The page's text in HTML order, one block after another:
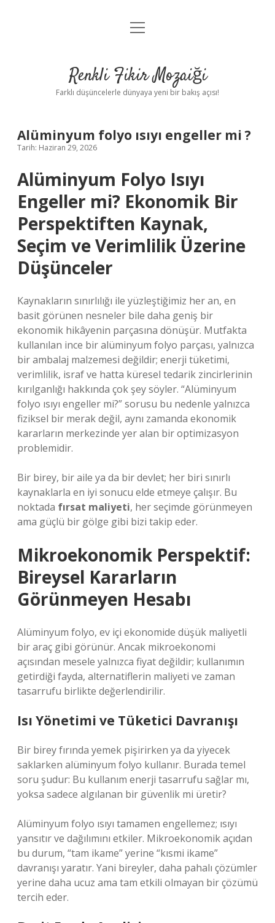
Anasayfa
Yasal Uyarı
Hakkımızda
menüyü
Renkli Fikir Mozaiği
Farklı düşüncelerle dünyaya yeni bir bakış açısı!
Alüminyum folyo ısıyı engeller mi ?
Tarih: Haziran 29, 2026
Alüminyum Folyo Isıyı
Engeller mi? Ekonomik Bir
Perspektiften Kaynak,
Seçim ve Verimlilik Üzerine
Düşünceler
Kaynakların sınırlılığı ile yüzleştiğimiz her an, en
basit görünen nesneler bile daha geniş bir
ekonomik hikâyenin parçasına dönüşür. Mutfakta
kullanılan ince bir alüminyum folyo parçası, yalnızca
bir ambalaj malzemesi değildir; enerji tüketimi,
verimlilik, israf ve hatta küresel tedarik zincirlerinin
kırılganlığı hakkında çok şey söyler. “Alüminyum
folyo ısıyı engeller mi?” sorusu bu nedenle yalnızca
fiziksel bir merak değil, aynı zamanda ekonomik
kararların merkezinde yer alan bir optimizasyon
problemidir.
Bir birey, bir aile ya da bir devlet; her biri sınırlı
kaynaklarla en iyi sonucu elde etmeye çalışır. Bu
noktada fırsat maliyeti, her seçimde görünmeyen
ama güçlü bir gölge gibi bizi takip eder.
Mikroekonomik Perspektif:
Bireysel Kararların
Görünmeyen Hesabı
Alüminyum folyo, ev içi ekonomide düşük maliyetli
bir araç gibi görünür. Ancak mikroekonomi
açısından mesele yalnızca fiyat değildir; kullanımın
getirdiği fayda, alternatiflerin maliyeti ve zaman
tasarrufu birlikte değerlendirilir.
Isı Yönetimi ve Tüketici Davranışı
Bir birey fırında yemek pişirirken ya da yiyecek
saklarken alüminyum folyo kullanır. Burada temel
soru şudur: Bu kullanım enerji tasarrufu sağlar mı,
yoksa sadece algılanan bir güvenlik mi üretir?
Alüminyum folyo ısıyı tamamen engellemez; ısıyı
yansıtır ve dağılımını etkiler. Mikroekonomik açıdan
bu durum, “tam ikame” yerine “kısmi ikame”
davranışı yaratır. Yani bireyler, daha pahalı çözümler
yerine daha ucuz ama tam etkili olmayan bir çözümü
tercih eder.